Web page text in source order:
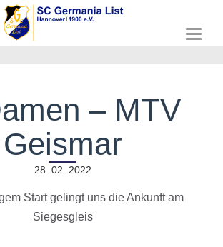
T
– MTV
Geismar
28. 02. 2022
Start gelingt uns die Ankunft am
Siegesgleis